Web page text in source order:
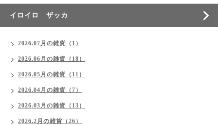
イロイロ ザッカ
2026.07月の雑貨（1）
2026.06月の雑貨（18）
2026.05月の雑貨（11）
2026.04月の雑貨（7）
2026.03月の雑貨（13）
2026.2月の雑貨（26）